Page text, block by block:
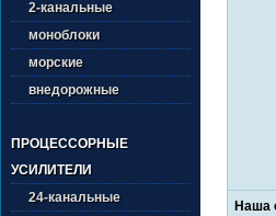
2-канальные
моноблоки
морские
внедорожные
ПРОЦЕССОРНЫЕ
УСИЛИТЕЛИ
24-канальные
Наша